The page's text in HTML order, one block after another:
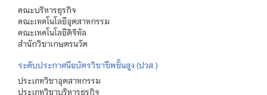
คณะบริหารธุรกิจ
คณะเทคโนโลยีอุตสาหกรรม
คณะเทคโนโลยีดิจิทัล
สำนักวิชาเกษตรนวัต
ระดับประกาศนียบัตรวิชาชีพชั้นสูง (ปวส.)
ประเภทวิชาอุตสาหกรรม
ประเภทวิชาบริหารธุรกิจ